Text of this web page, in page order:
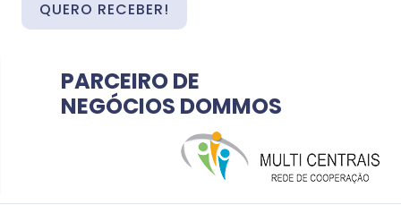
PARCEIRO DE
NEGÓCIOS DOMMOS